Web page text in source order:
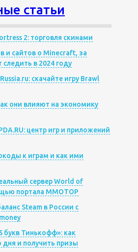
статьи
2: торговля скинами
и сайтов о Minecraft, за
в 2024 году
скачайте игру Brawl
они влияют на экономику
центр игр и приложений
к играм и как ими
сервер World of
портала MMOTOP
Steam в России с
букв Тинькофф»: как
дня и получить призы